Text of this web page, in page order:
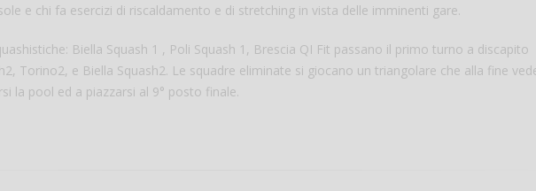
e chi fa esercizi di riscaldamento e di stretching in vista delle imminenti gare.
Biella Squash 1 , Poli Squash 1, Brescia QI Fit passano il primo turno a discapito
Torino2, e Biella Squash2. Le squadre eliminate si giocano un triangolare che alla fine
la pool ed a piazzarsi al 9° posto finale.
Salve,
come fare per